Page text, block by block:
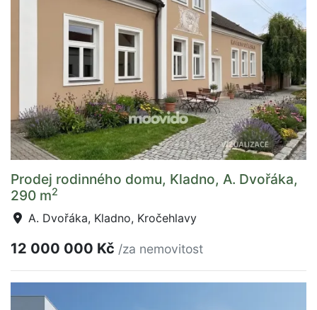
Prodej rodinného domu, Kladno, A. Dvořáka,
290 m2
A. Dvořáka, Kladno, Kročehlavy
12 000 000 Kč /za nemovitost